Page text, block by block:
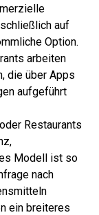
auf
Option.
arbeiten
die über Apps
aufgeführt
Restaurants
Modell ist so
nach
ein breiteres